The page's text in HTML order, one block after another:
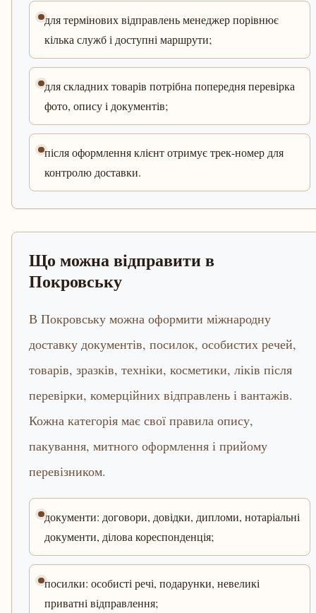
для термінових відправлень менеджер порівнює
кілька служб і доступні маршрути;
для складних товарів потрібна попередня перевірка
фото, опису і документів;
після оформлення клієнт отримує трек-номер для
контролю доставки.
Що можна відправити в
Покровську
В Покровську можна оформити міжнародну
доставку документів, посилок, особистих речей,
товарів, зразків, техніки, косметики, ліків після
перевірки, комерційних відправлень і вантажів.
Кожна категорія має свої правила опису,
пакування, митного оформлення і прийому
перевізником.
документи: договори, довідки, дипломи, нотаріальні
документи, ділова кореспонденція;
посилки: особисті речі, подарунки, невеликі
приватні відправлення;